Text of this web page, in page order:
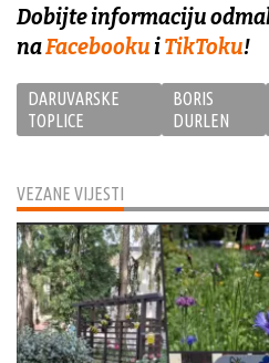
VEZANE VIJESTI
Dobijte informaciju
naFacebookuiTikToku!
DARUVARSKE
TOPLICE
BORIS
DURLEN